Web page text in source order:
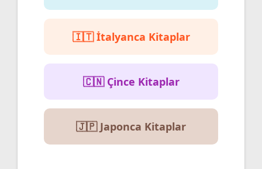
🇮🇹 İtalyanca Kitaplar
🇨🇳 Çince Kitaplar
🇯🇵 Japonca Kitaplar